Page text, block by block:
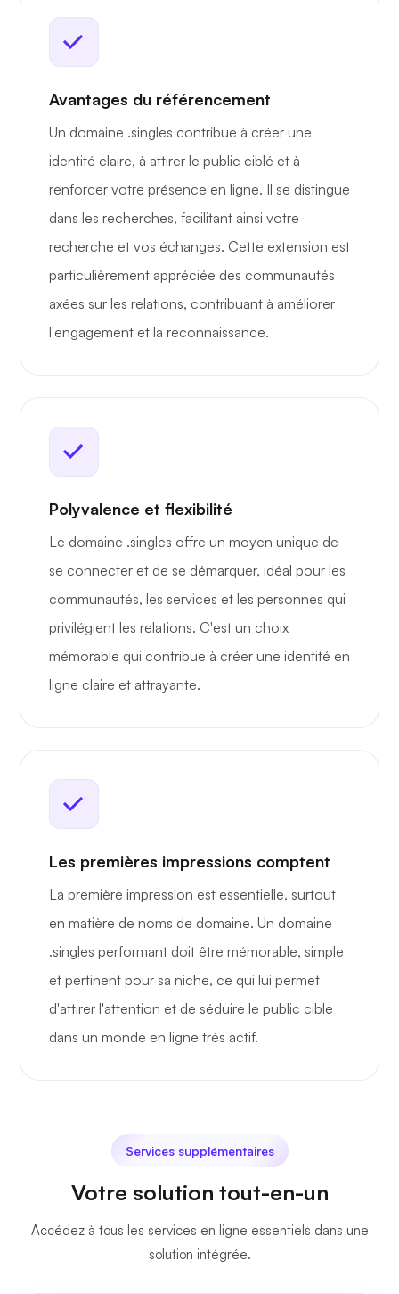
Avantages du référencement
Un domaine .singles contribue à créer une
identité claire, à attirer le public ciblé et à
renforcer votre présence en ligne. Il se distingue
dans les recherches, facilitant ainsi votre
recherche et vos échanges. Cette extension est
particulièrement appréciée des communautés
axées sur les relations, contribuant à améliorer
l'engagement et la reconnaissance.
Polyvalence et flexibilité
Le domaine .singles offre un moyen unique de
se connecter et de se démarquer, idéal pour les
communautés, les services et les personnes qui
privilégient les relations. C'est un choix
mémorable qui contribue à créer une identité en
ligne claire et attrayante.
Les premières impressions comptent
La première impression est essentielle, surtout
en matière de noms de domaine. Un domaine
.singles performant doit être mémorable, simple
et pertinent pour sa niche, ce qui lui permet
d'attirer l'attention et de séduire le public cible
dans un monde en ligne très actif.
Services supplémentaires
Votre solution tout-en-un
Accédez à tous les services en ligne essentiels dans une
solution intégrée.